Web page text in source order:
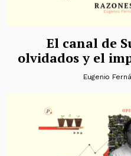
El canal de
olvidados y el
Eugenio